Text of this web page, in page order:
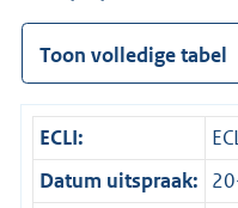
Toon volledige tabel
ECLI:
Datum uitspraak: